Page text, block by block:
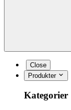
Close
Produkter
Kategorier